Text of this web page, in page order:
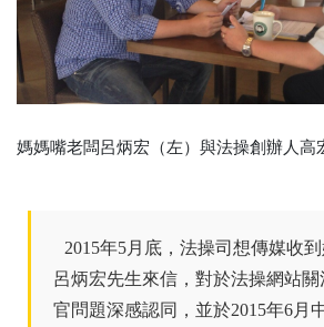
媽媽嘴老闆呂炳宏（左）與法操創辦人高
2015年5月底，法操司想傳媒收
呂炳宏先生來信，對於法操網站
官問題深感認同，並於2015年6月